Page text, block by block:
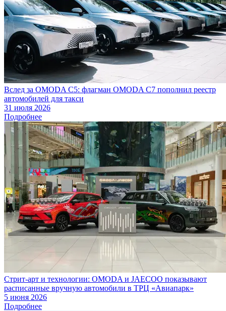
Вслед за OMODA C5: флагман OMODA C7 пополнил реестр
автомобилей для такси
31 июля 2026
Подробнее
Стрит-арт и технологии: OMODA и JAECOO показывают
расписанные вручную автомобили в ТРЦ «Авиапарк»
5 июня 2026
Подробнее